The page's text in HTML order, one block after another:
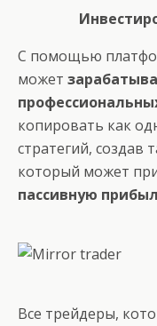
С помощью
может
копировать как
стратегий, создав
который может
пассивную
Все трейдеры,